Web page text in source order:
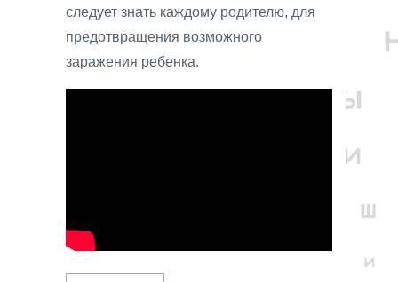
следует знать каждому родителю, для
предотвращения возможного
заражения ребенка.